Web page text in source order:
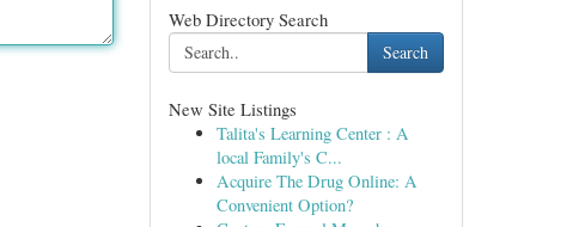
Web Directory Search
Search
New Site Listings
Talita's Learning Center : A
local Family's C...
Acquire The Drug Online: A
Convenient Option?